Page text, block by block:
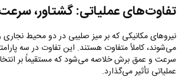
تفاوت‌های عملیاتی: گشتاور،
نیروهای مکانیکی که بر میز صلیبی در دو محیط نجاری
می‌شوند، کاملاً متفاوت هستند. این تفاوت در سه
سرعت و عمق برش خلاصه می‌شود که مستقیماً بر
عملیاتی تأثیر می‌گذارد.